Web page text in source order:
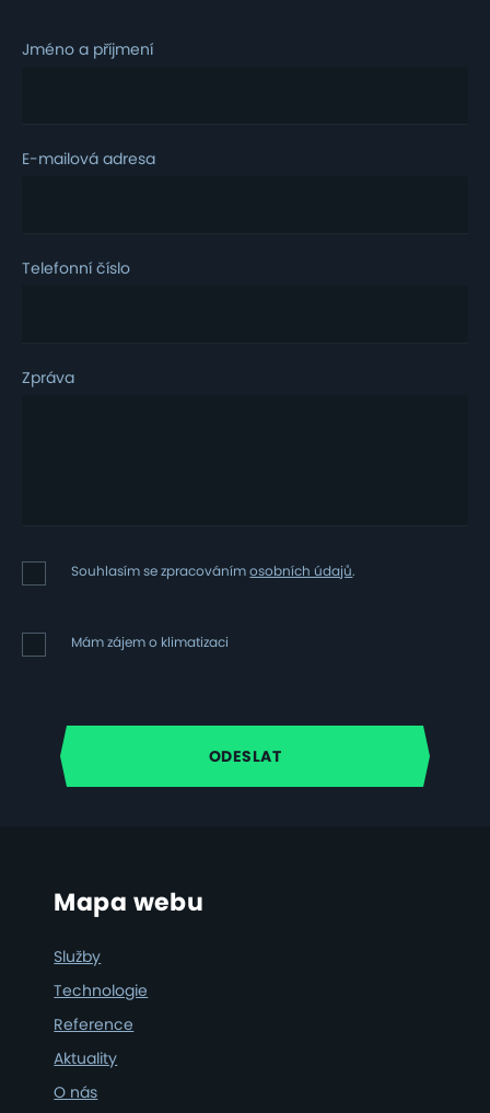
Jméno a příjmení
E-mailová adresa
Telefonní číslo
Zpráva
Souhlasím
se
Souhlasím se zpracovánímosobních údajů.
Mám
zájem
Mám zájem o klimatizaci
Footer
Mapa webu
Služby
Technologie
Reference
Aktuality
O nás